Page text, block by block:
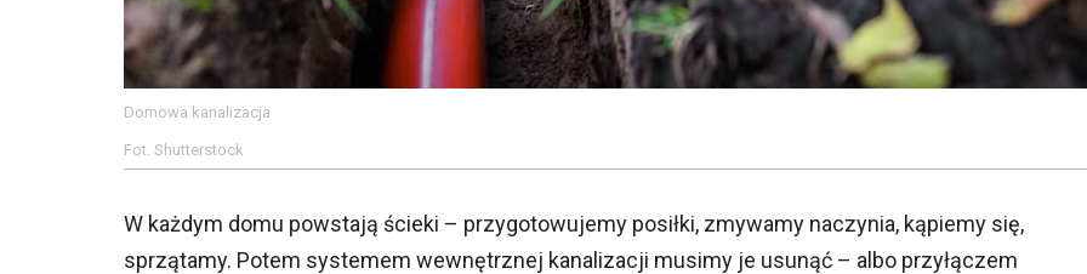
Domowa kanalizacja
Fot. Shutterstock
W każdym domu powstają ścieki – przygotowujemy posiłki, zmywamy naczynia, kąpiemy się,
sprzątamy. Potem systemem wewnętrznej kanalizacji musimy je usunąć – albo przyłączem